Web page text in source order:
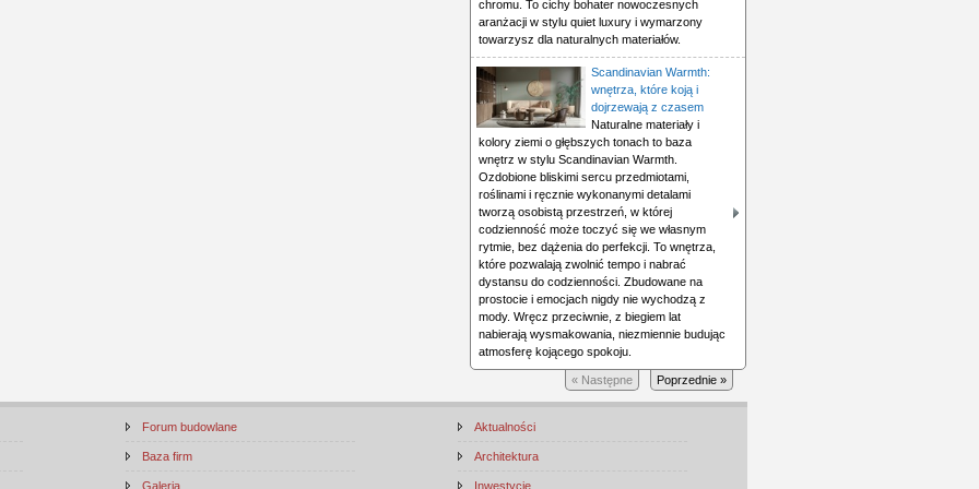
chromu. To cichy bohater nowoczesnych
aranżacji w stylu quiet luxury i wymarzony
towarzysz dla naturalnych materiałów.
Scandinavian Warmth:
wnętrza, które koją i
dojrzewają z czasem
Naturalne materiały i
kolory ziemi o głębszych tonach to baza
wnętrz w stylu Scandinavian Warmth.
Ozdobione bliskimi sercu przedmiotami,
roślinami i ręcznie wykonanymi detalami
tworzą osobistą przestrzeń, w której
codzienność może toczyć się we własnym
rytmie, bez dążenia do perfekcji. To wnętrza,
które pozwalają zwolnić tempo i nabrać
dystansu do codzienności. Zbudowane na
prostocie i emocjach nigdy nie wychodzą z
mody. Wręcz przeciwnie, z biegiem lat
nabierają wysmakowania, niezmiennie budując
atmosferę kojącego spokoju.
Poprzednie »
« Następne
Forum budowlane
Baza firm
Galeria
Aktualności
Architektura
Inwestycje